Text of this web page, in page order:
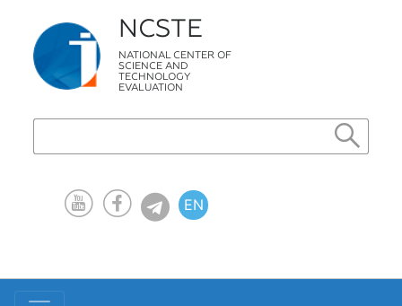
NCSTE
NATIONAL CENTER OF
SCIENCE AND
TECHNOLOGY
EVALUATION
EN